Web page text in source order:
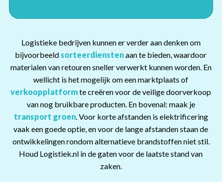
Logistieke bedrijven kunnen er verder aan denken om
bijvoorbeeld sorteerdienstenaan te bieden, waardoor
materialen van retouren sneller verwerkt kunnen worden. En
wellicht is het mogelijk om een marktplaats of
verkoopplatformte creëren voor de veilige doorverkoop
van nog bruikbare producten. En bovenal: maak je
transport groen. Voor korte afstanden is elektrificering
vaak een goede optie, en voor de lange afstanden staan de
ontwikkelingen rondom alternatieve brandstoffen niet stil.
Houd Logistiek.nl in de gaten voor de laatste stand van
zaken.